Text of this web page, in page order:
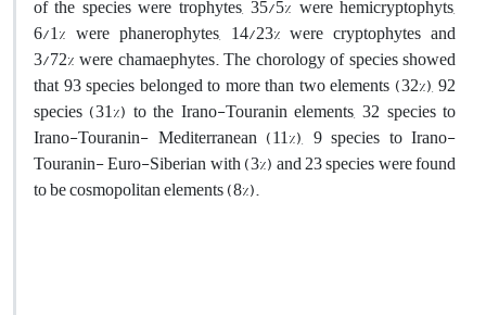
of the species were trophytes, 35/5% were hemicryptophyts,
6/1% were phanerophytes, 14/23% were cryptophytes and
3/72% were chamaephytes. The chorology of species showed
that 93 species belonged to more than two elements (32%), 92
species (31%) to the Irano-Touranin elements, 32 species to
Irano-Touranin- Mediterranean (11%), 9 species to Irano-
Touranin- Euro-Siberian with (3%) and 23 species were found
to be cosmopolitan elements (8%).